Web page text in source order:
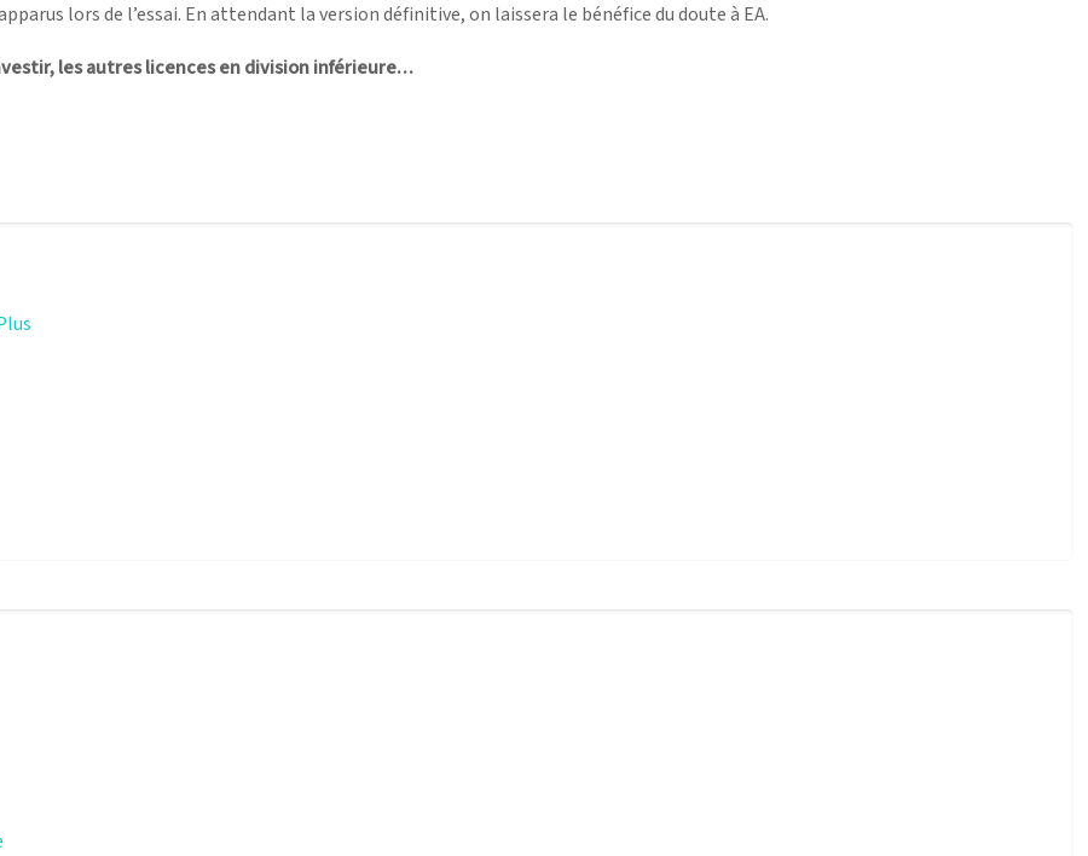
lors de l’essai. En attendant la version définitive, on laissera le bénéfice du doute à EA.
les autres licences en division inférieure…